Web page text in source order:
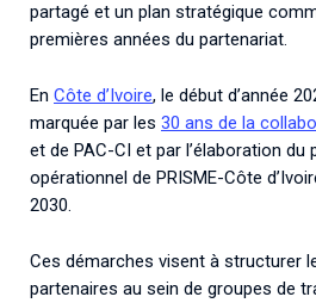
partagé et un plan stratégique
premières années du partenariat.
En Côte d’Ivoire, le début d’année
marquée par les 30 ans de la
et de PAC-CI et par l’élaboration du
opérationnel de PRISME-Côte
2030.
Ces démarches visent à structurer
partenaires au sein de groupes de